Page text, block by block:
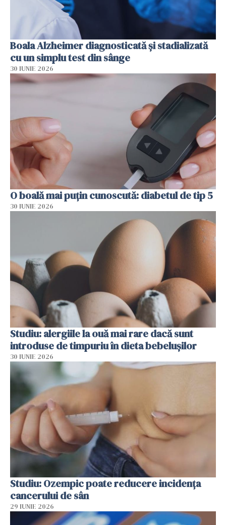
Boala Alzheimer diagnosticată și stadializată
cu un simplu test din sânge
30 IUNIE 2026
O boală mai puțin cunoscută: diabetul de tip 5
30 IUNIE 2026
Studiu: alergiile la ouă mai rare dacă sunt
introduse de timpuriu în dieta bebelușilor
30 IUNIE 2026
Studiu: Ozempic poate reducere incidența
cancerului de sân
29 IUNIE 2026